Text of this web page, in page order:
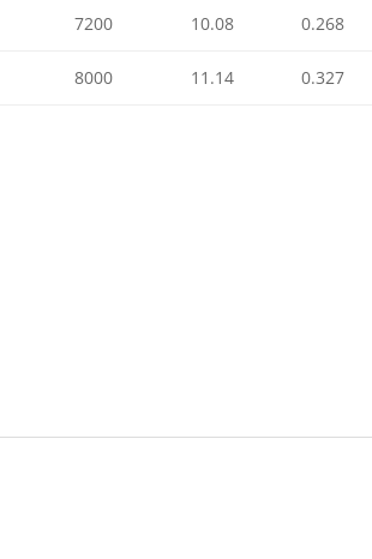
7200 10.08 0.268
8000 11.14 0.327